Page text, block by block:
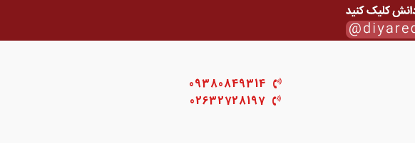
09380849314
02632728197